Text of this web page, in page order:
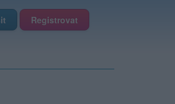
Registrovat